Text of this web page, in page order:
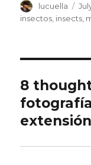
Author
lucuella
on
insectos insects
8